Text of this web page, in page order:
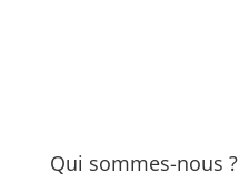
Qui sommes-nous ?